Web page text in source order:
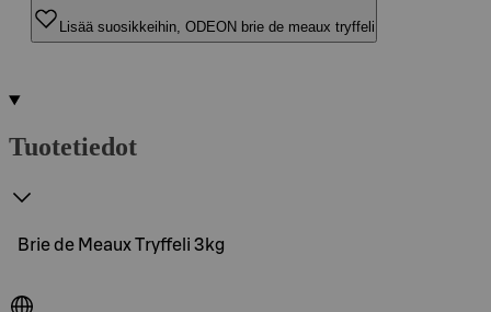
Lisää suosikkeihin, ODEON brie de meaux tryffeli
Tuotetiedot
Brie de Meaux Tryffeli 3kg